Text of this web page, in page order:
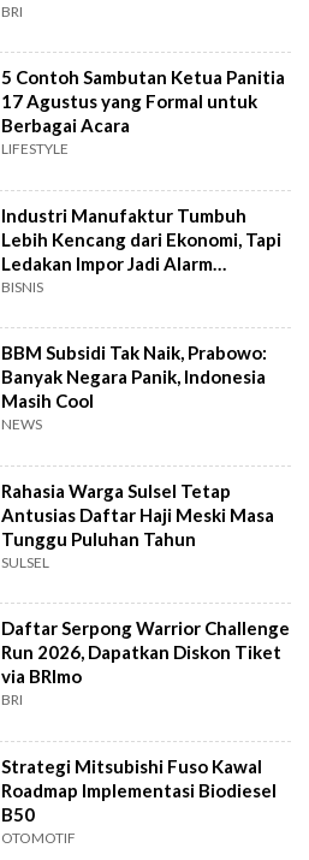
BRI
5 Contoh Sambutan Ketua Panitia
17 Agustus yang Formal untuk
Berbagai Acara
LIFESTYLE
Industri Manufaktur Tumbuh
Lebih Kencang dari Ekonomi, Tapi
Ledakan Impor Jadi Alarm
Pemerintah
BISNIS
BBM Subsidi Tak Naik, Prabowo:
Banyak Negara Panik, Indonesia
Masih Cool
NEWS
Rahasia Warga Sulsel Tetap
Antusias Daftar Haji Meski Masa
Tunggu Puluhan Tahun
SULSEL
Daftar Serpong Warrior Challenge
Run 2026, Dapatkan Diskon Tiket
via BRImo
BRI
Strategi Mitsubishi Fuso Kawal
Roadmap Implementasi Biodiesel
B50
OTOMOTIF